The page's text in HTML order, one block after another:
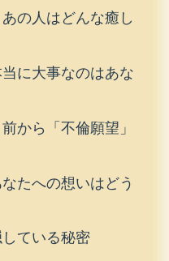
の人はどんな癒し
に大事なのはあな
から「不倫願望」
たへの想いはどう
ている秘密